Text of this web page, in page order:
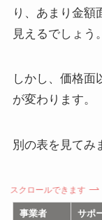
り、あまり金額
見えるでしょう。
しかし、価格面
が変わります。
別の表を見てみ
スクロールできます
事業者 サポ